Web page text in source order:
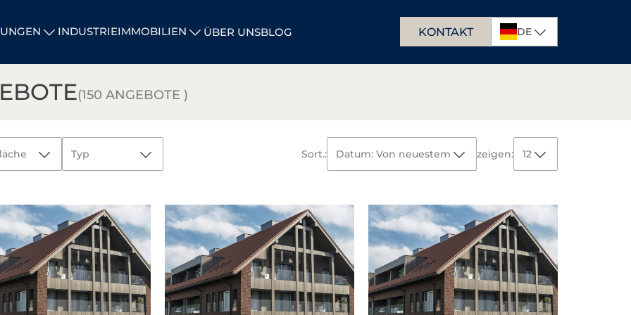
INDUSTRIEIMMOBILIEN ÜBER UNSBLOG KONTAKT DE
(150 ANGEBOTE )
ABBRECHEN
Typ
Investitionsgrundstücke
Lager- und
Logistikhallen
Lager- und
Logistikhallen
mit Mieter
Sort.: Datum: Von neuestem
Oberfläche:
Von größtem
Von kleinstem
Preis:
Von höchstem
Von niedrigstem
zeigen: 12
24
36